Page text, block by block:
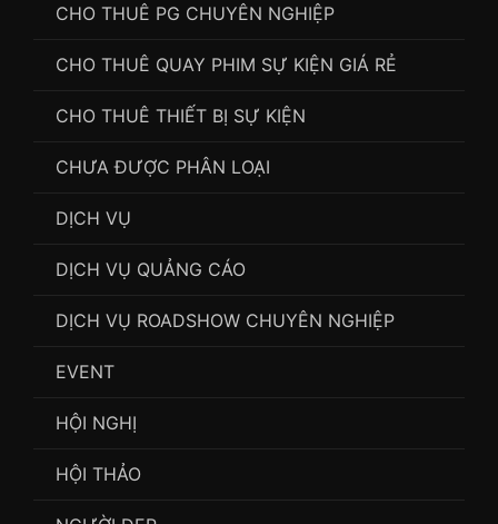
CHO THUÊ PG CHUYÊN NGHIỆP
CHO THUÊ QUAY PHIM SỰ KIỆN GIÁ RẺ
CHO THUÊ THIẾT BỊ SỰ KIỆN
CHƯA ĐƯỢC PHÂN LOẠI
DỊCH VỤ
DỊCH VỤ QUẢNG CÁO
DỊCH VỤ ROADSHOW CHUYÊN NGHIỆP
EVENT
HỘI NGHỊ
HỘI THẢO